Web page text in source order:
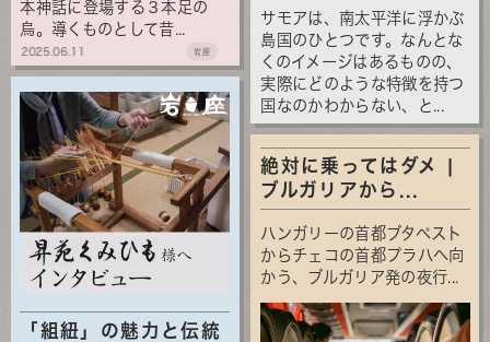
本神話に登場する３本足の
烏。導くものとして昔...
2025.06.11 岩座
サモアは、南太平洋に浮かぶ
島国のひとつです。なんとな
くのイメージはあるものの、
実際にどのような特徴を持つ
国なのかわからない、と...
「組紐」の魅力と伝統
絶対に乗ってはダメ |
ブルガリアから...
ハンガリーの首都ブタペスト
からチェコの首都プラハへ向
かう、ブルガリア発の夜行...